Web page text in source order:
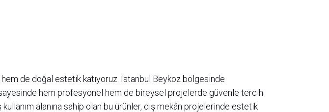
de doğal estetik katıyoruz. İstanbul Beykoz bölgesinde
hem profesyonel hem de bireysel projelerde güvenle tercih
alanına sahip olan bu ürünler, dış mekân projelerinde estetik